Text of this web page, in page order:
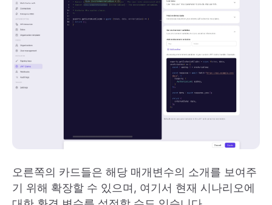
오른쪽의 카드들은 해당 매개변수의 소개를 보여주
기 위해 확장할 수 있으며, 여기서 현재 시나리오에